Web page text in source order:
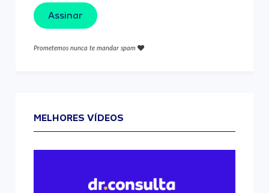
Assinar
Prometemos nunca te mandar spam
MELHORES VÍDEOS